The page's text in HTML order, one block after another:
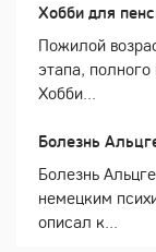
Хобби для
Пожилой
этапа,
Хобби...
Болезнь
Болезнь
немецким
описал к...